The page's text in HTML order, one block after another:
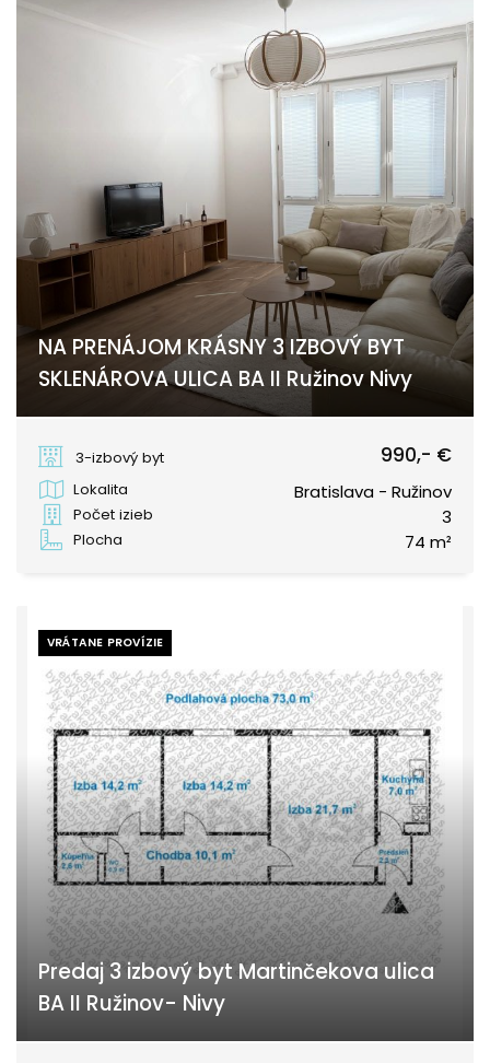
NA PRENÁJOM KRÁSNY 3 IZBOVÝ BYT
SKLENÁROVA ULICA BA II Ružinov Nivy
3-izbový byt
990,- €
Lokalita Bratislava - Ružinov
Počet izieb 3
Plocha 74 m²
VRÁTANE PROVÍZIE
Predaj 3 izbový byt Martinčekova ulica
BA II Ružinov- Nivy